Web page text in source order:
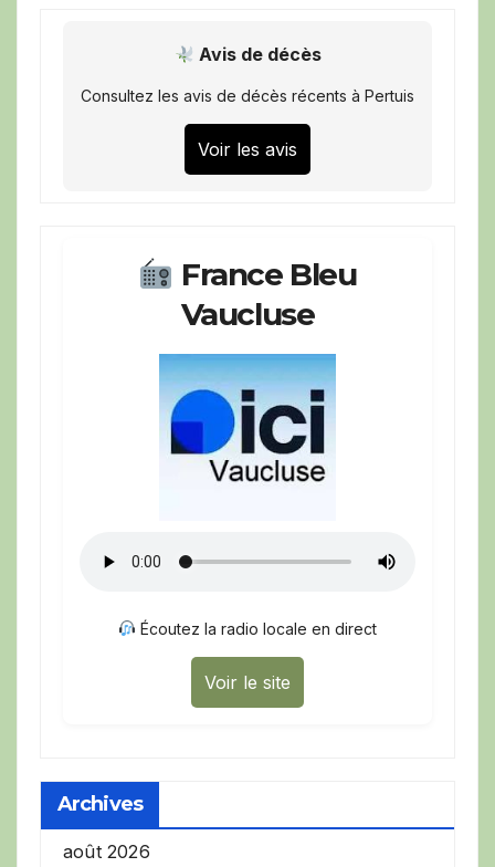
Avis de décès
Consultez les avis de décès récents à Pertuis
Voir les avis
France Bleu
Vaucluse
Écoutez la radio locale en direct
Voir le site
Archives
août 2026